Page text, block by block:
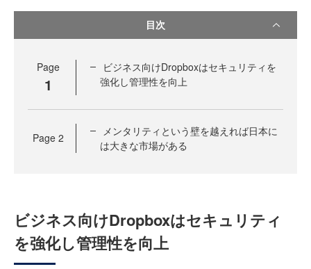
目次
Page
1
ビジネス向けDropboxはセキュリティを
強化し管理性を向上
Page 2
メンタリティという壁を越えれば日本に
は大きな市場がある
ビジネス向けDropboxはセキュリティ
を強化し管理性を向上